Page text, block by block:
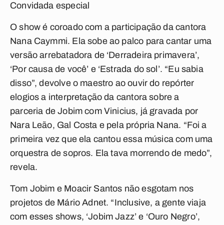
Convidada especial
O show é coroado com a participação da cantora
Nana Caymmi. Ela sobe ao palco para cantar uma
versão arrebatadora de ‘Derradeira primavera’,
‘Por causa de você’ e ‘Estrada do sol’. “Eu sabia
disso”, devolve o maestro ao ouvir do repórter
elogios a interpretação da cantora sobre a
parceria de Jobim com Vinicius, já gravada por
Nara Leão, Gal Costa e pela própria Nana. “Foi a
primeira vez que ela cantou essa música com uma
orquestra de sopros. Ela tava morrendo de medo”,
revela.
Tom Jobim e Moacir Santos não esgotam nos
projetos de Mário Adnet. “Inclusive, a gente viaja
com esses shows, ‘Jobim Jazz’ e ‘Ouro Negro’,